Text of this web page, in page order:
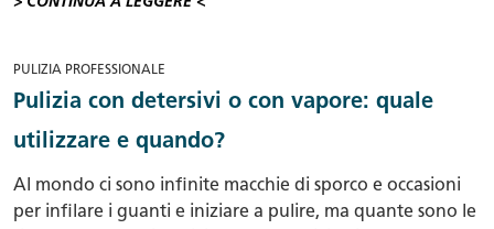
PULIZIA PROFESSIONALE
Pulizia con detersivi o con vapore: quale
utilizzare e quando?
Al mondo ci sono infinite macchie di sporco e occasioni
per infilare i guanti e iniziare a pulire, ma quante sono le